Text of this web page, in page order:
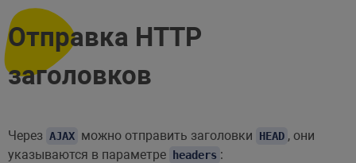
Отправка HTTP
заголовков
Через AJAX можно отправить заголовки HEAD , они
указываются в параметре headers :